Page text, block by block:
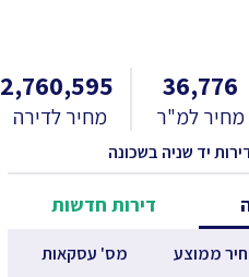
36,776
מחיר למ"ר
2,760,595
מחיר לדירה
יד שניה בשכונה
דירות חדשות
ממוצע מס' עסקאות